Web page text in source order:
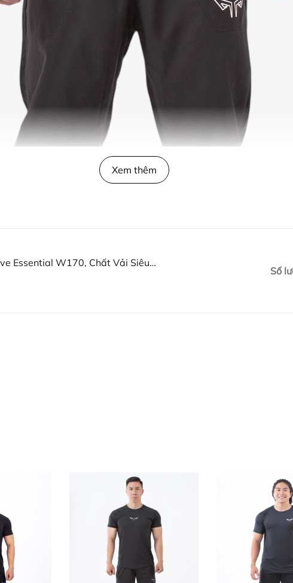
thoáng, mát mẻ ngay cả trong những buổi tập luyện cường độ
bí bách khi mặc quần trong thời gian dài. Chất liệu mềm mại,
kế với nhiều chi tiết tiện dụng, túi hai bên hông giúp bạn
này giúp bạn tập trung vào buổi tập luyện mà không phải lo
Xem thêm
Essential W170, Chất Vải Siêu
Số